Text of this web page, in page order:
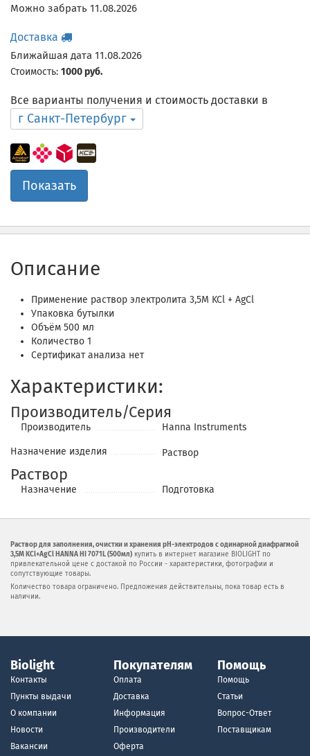
Можно забрать 11.08.2026
Доставка
Ближайшая дата 11.08.2026
Стоимость: 1000 руб.
Все варианты получения и стоимость доставки в
г Санкт-Петербург
Показать
Описание
Применение раствор электролита 3,5M KCl + AgCl
Упаковка бутылки
Объём 500 мл
Количество 1
Сертификат анализа нет
Характеристики:
Производитель/Серия
Производитель Hanna Instruments
Назначение изделия Раствор
Раствор
Назначение Подготовка
Раствор для заполнения, очистки и хранения pH-электродов с одинарной диафрагмой
3,5M KCl+AgCl HANNA HI 7071L (500мл) купить в интернет магазине BIOLIGHT по
привлекательной цене с достакой по России - характеристики, фотографии и
сопутствующие товары.
Количество товара ограничено. Предложения действительны, пока товар есть в
наличии.
Biolight
Контакты
Пункты выдачи
О компании
Новости
Вакансии
Покупателям
Оплата
Доставка
Информация
Производители
Оферта
Помощь
Помощь
Статьи
Вопрос-Ответ
Поставщикам